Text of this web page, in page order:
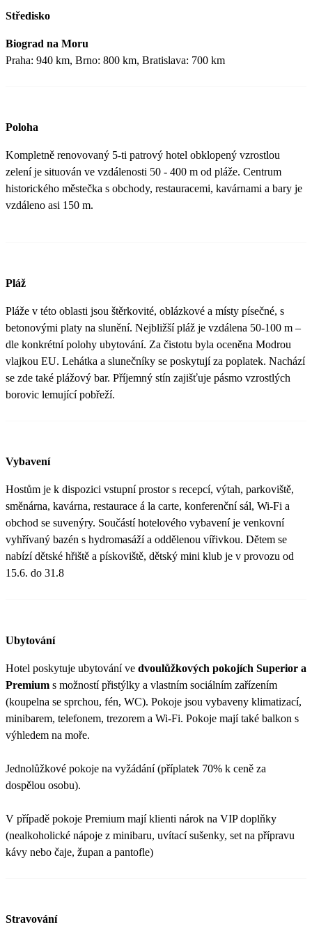
Středisko
Biograd na Moru
Praha: 940 km, Brno: 800 km, Bratislava: 700 km
Poloha
Kompletně renovovaný 5-ti patrový hotel obklopený vzrostlou
zelení je situován ve vzdálenosti 50 - 400 m od pláže. Centrum
historického městečka s obchody, restauracemi, kavárnami a bary je
vzdáleno asi 150 m.
Pláž
Pláže v této oblasti jsou štěrkovité, oblázkové a místy písečné, s
betonovými platy na slunění. Nejbližší pláž je vzdálena 50-100 m –
dle konkrétní polohy ubytování. Za čistotu byla oceněna Modrou
vlajkou EU. Lehátka a slunečníky se poskytují za poplatek. Nachází
se zde také plážový bar. Příjemný stín zajišťuje pásmo vzrostlých
borovic lemující pobřeží.
Vybavení
Hostům je k dispozici vstupní prostor s recepcí, výtah, parkoviště,
směnárna, kavárna, restaurace á la carte, konferenční sál, Wi-Fi a
obchod se suvenýry. Součástí hotelového vybavení je venkovní
vyhřívaný bazén s hydromasáží a oddělenou vířivkou. Dětem se
nabízí dětské hřiště a pískoviště, dětský mini klub je v provozu od
15.6. do 31.8
Ubytování
Hotel poskytuje ubytování ve dvoulůžkových pokojích Superior a
Premium s možností přistýlky a vlastním sociálním zařízením
(koupelna se sprchou, fén, WC). Pokoje jsou vybaveny klimatizací,
minibarem, telefonem, trezorem a Wi-Fi. Pokoje mají také balkon s
výhledem na moře.
Jednolůžkové pokoje na vyžádání (příplatek 70% k ceně za
dospělou osobu).
V případě pokoje Premium mají klienti nárok na VIP doplňky
(nealkoholické nápoje z minibaru, uvítací sušenky, set na přípravu
kávy nebo čaje, župan a pantofle)
Stravování